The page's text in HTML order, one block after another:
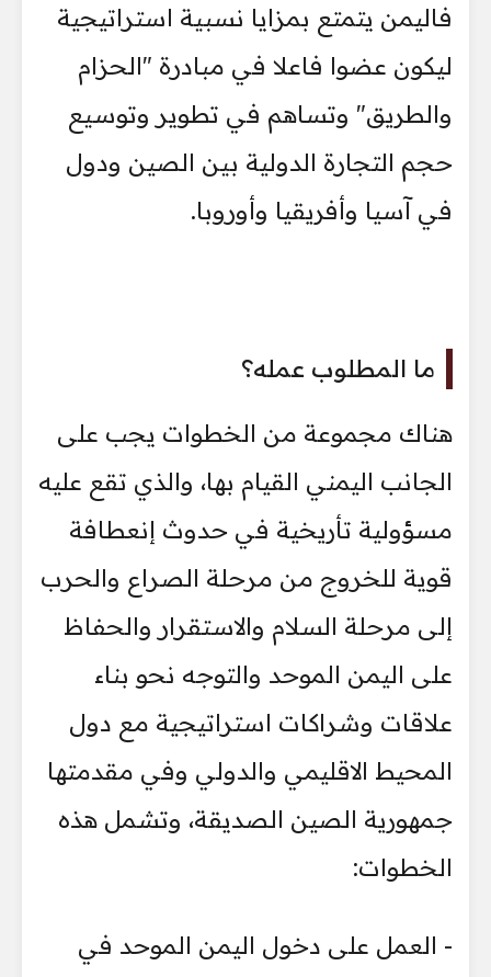
فاليمن يتمتع بمزايا نسبية استراتيجية
ليكون عضوا فاعلا في مبادرة "الحزام
والطريق" وتساهم في تطوير وتوسيع
حجم التجارة الدولية بين الصين ودول
في آسيا وأفريقيا وأوروبا.
ما المطلوب عمله؟
هناك مجموعة من الخطوات يجب على
الجانب اليمني القيام بها، والذي تقع عليه
مسؤولية تأريخية في حدوث إنعطافة
قوية للخروج من مرحلة الصراع والحرب
إلى مرحلة السلام والاستقرار والحفاظ
على اليمن الموحد والتوجه نحو بناء
علاقات وشراكات استراتيجية مع دول
المحيط الاقليمي والدولي وفي مقدمتها
جمهورية الصين الصديقة، وتشمل هذه
الخطوات:
- العمل على دخول اليمن الموحد في